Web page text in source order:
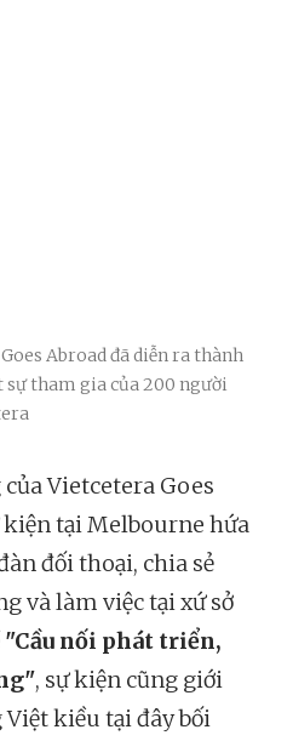
Abroad đã diễn ra thành
sự tham gia của 200 người
Vietcetera Goes
kiện tại Melbourne hứa
đối thoại, chia sẻ
và làm việc tại xứ sở
"Cầu nối phát triển,
, sự kiện cũng giới
kiều tại đây bối